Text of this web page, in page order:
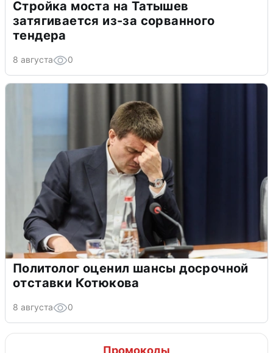
Стройка моста на Татышев
затягивается из-за сорванного
тендера
8 августа 0
Политолог оценил шансы досрочной
отставки Котюкова
8 августа 0
Промокоды